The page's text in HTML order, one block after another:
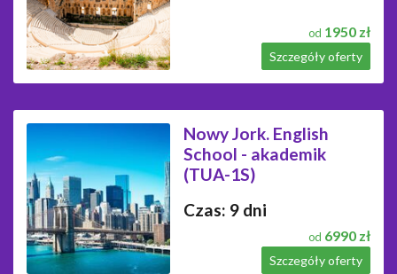
od 1950 zł
Szczegóły oferty
Nowy Jork. English
School - akademik
(TUA-1S)
Czas: 9 dni
od 6990 zł
Szczegóły oferty